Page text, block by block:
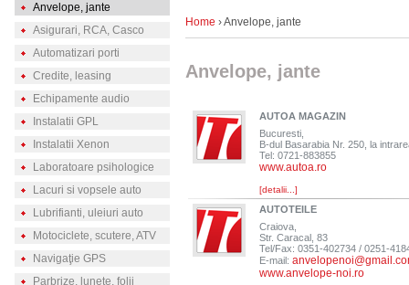
Anvelope, jante
Asigurari, RCA, Casco
Automatizari porti
Credite, leasing
Echipamente audio
Instalatii GPL
Instalatii Xenon
Laboratoare psihologice
Lacuri si vopsele auto
Lubrifianti, uleiuri auto
Motociclete, scutere, ATV
Navigaţie GPS
Parbrize, lunete, folii
Home › Anvelope, jante
Anvelope, jante
AUTOA MAGAZIN
Bucuresti,
B-dul Basarabia Nr. 250, la
Tel: 0721-883855
www.autoa.ro
[detalii...]
AUTOTEILE
Craiova,
Str. Caracal, 83
Tel/Fax: 0351-402734 / 0251-
E-mail:
www.anvelope-noi.ro